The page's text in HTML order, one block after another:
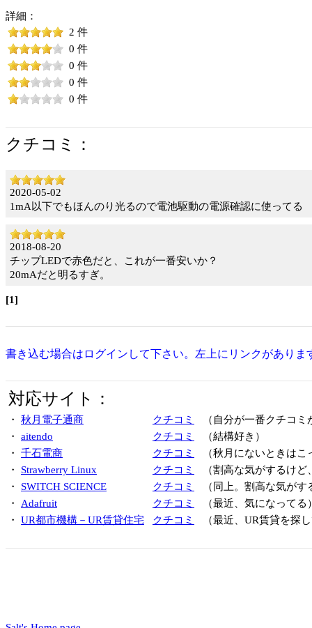
詳細：
2 件
0 件
0 件
0 件
0 件
クチコミ：
2020-05-02
1mA以下でもほんのり光るので電池駆動の電源確認に使ってる
2018-08-20
チップLEDで赤色だと、これが一番安いか？
20mAだと明るすぎ。
[1]
書き込む場合はログインして下さい。左上にリンクがありま
対応サイト：
・ 秋月電子通商 クチコミ
（自分が一番クチコミ
・ aitendo クチコミ
（結構好き）
・ 千石電商 クチコミ
（秋月にないときはこ
・ Strawberry Linux クチコミ
（割高な気がするけど
・ SWITCH SCIENCE クチコミ
（同上。割高な気がす
・ Adafruit クチコミ
（最近、気になってる
・ UR都市機構－UR賃貸住宅 クチコミ （最近、UR賃貸を探